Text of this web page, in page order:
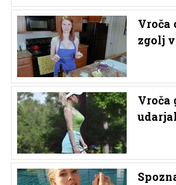
Vroča
zgolj
Vroča